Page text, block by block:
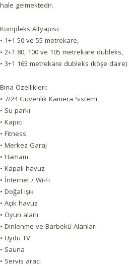
hale gelmektedir.
Kompleks Altyapısı:
• 1+1 50 ve 55 metrekare,
• 2+1 80, 100 ve 105 metrekare dubleks,
• 3+1 165 metrekare dubleks (köşe
Bina Özellikleri:
• 7/24 Güvenlik Kamera Sistemi
• Su parkı
• Kapıcı
• Fitness
• Merkez Garaj
• Hamam
• Kapalı havuz
• İnternet / Wi-Fi
• Doğal ışık
• Açık havuz
• Oyun alanı
• Dinlenme ve Barbekü Alanları
• Uydu TV
• Sauna
• Servis aracı